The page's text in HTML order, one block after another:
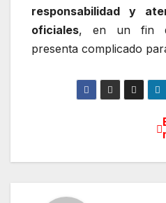
responsabilidad y
oficiales, en un fin
presenta complicado
de